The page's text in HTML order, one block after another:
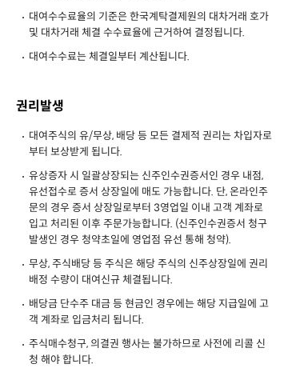
대여수수료율의 기준은 한국계탁결제원의 대차거래 호가
및 대차거래 체결 수수료율에 근거하여 결정됩니다.
대여수수료는 체결일부터 계산됩니다.
권리발생
대여주식의 유/무상, 배당 등 모든 결제적 권리는 차입자로
부터 보상받게 됩니다.
유상증자 시 일괄상장되는 신주인수권증서인 경우 내점,
유선접수로 증서 상장일에 매도 가능합니다. 단, 온라인주
문의 경우 증서 상장일로부터 3영업일 이내 고객 계좌로
입고 처리된 이후 주문가능합니다. (신주인수권증서 청구
발생인 경우 청약초일에 영업점 유선 통해 청약).
무상, 주식배당 등 주식은 해당 주식의 신주상장일에 권리
배정 수량이 대여신규 체결됩니다.
배당금 단수주 대금 등 현금인 경우에는 해당 지급일에 고
객 계좌로 입금처리 됩니다.
주식매수청구, 의결권 행사는 불가하므로 사전에 리콜 신
청 해야 합니다.